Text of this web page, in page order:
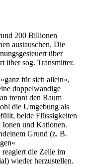
200 Billionen
austauschen. Die
über
über sog. Transmitter.
für sich allein«,
doppelwandige
trennt den Raum
die Umgebung als
beide Flüssigkeiten
Ionen und Kationen.
Grund (z. B.
die Zelle im
wieder herzustellen.